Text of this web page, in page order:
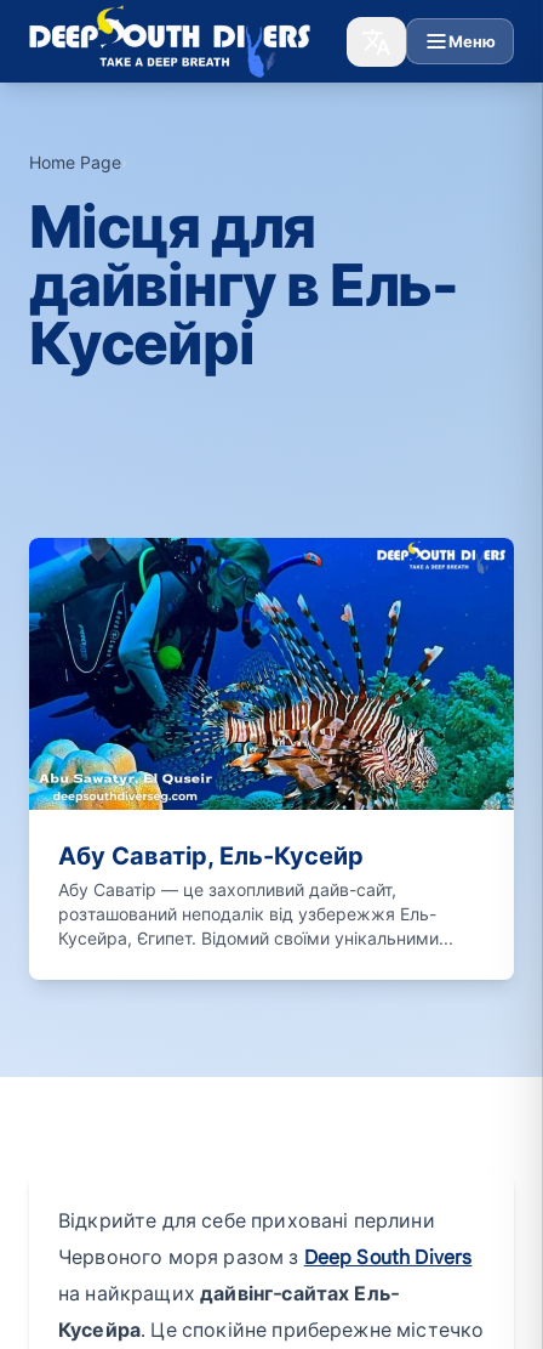
Меню
Home Page›
Місця для
дайвінгу в Ель-
Кусейрі
Абу Саватір, Ель-Кусейр
Абу Саватір — це захопливий дайв-сайт,
розташований неподалік від узбережжя Ель-
Кусейра, Єгипет. Відомий своїми унікальними...
Відкрийте для себе приховані перлини
Червоного моря разом з Deep South Divers
на найкращихдайвінг-сайтах Ель-
Кусейра. Це спокійне прибережне містечко